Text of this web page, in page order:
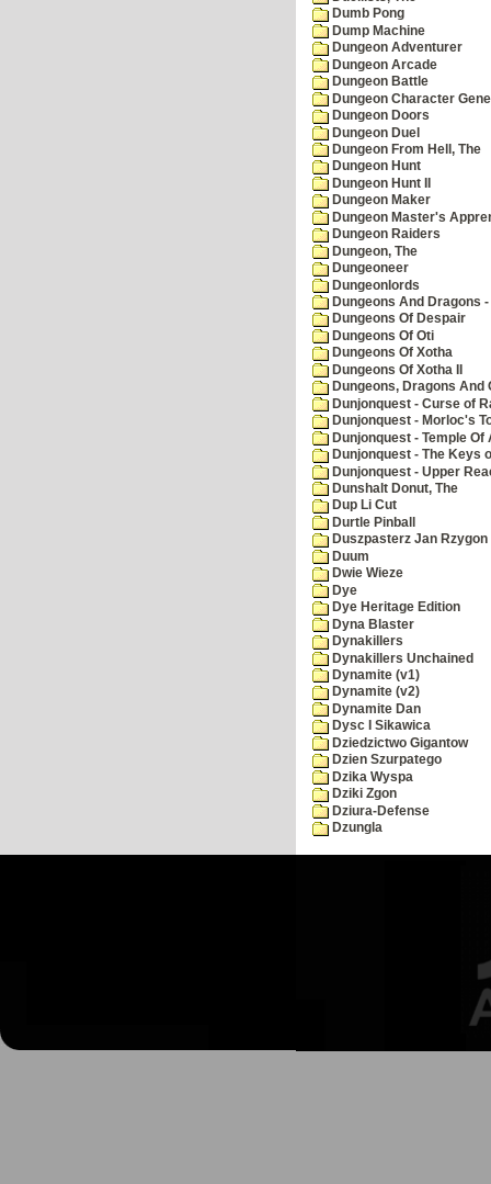
Dumb Pong
Dump Machine
Dungeon Adventurer
Dungeon Arcade
Dungeon Battle
Dungeon Character
Dungeon Doors
Dungeon Duel
Dungeon From Hell, The
Dungeon Hunt
Dungeon Hunt II
Dungeon Maker
Dungeon Master's
Dungeon Raiders
Dungeon, The
Dungeoneer
Dungeonlords
Dungeons And Dragons
Dungeons Of Despair
Dungeons Of Oti
Dungeons Of Xotha
Dungeons Of Xotha II
Dungeons, Dragons And
Dunjonquest - Curse of
Dunjonquest - Morloc's
Dunjonquest - Temple Of
Dunjonquest - The Keys
Dunjonquest - Upper
Dunshalt Donut, The
Dup Li Cut
Durtle Pinball
Duszpasterz Jan Rzygon
Duum
Dwie Wieze
Dye
Dye Heritage Edition
Dyna Blaster
Dynakillers
Dynakillers Unchained
Dynamite (v1)
Dynamite (v2)
Dynamite Dan
Dysc I Sikawica
Dziedzictwo Gigantow
Dzien Szurpatego
Dzika Wyspa
Dziki Zgon
Dziura-Defense
Dzungla